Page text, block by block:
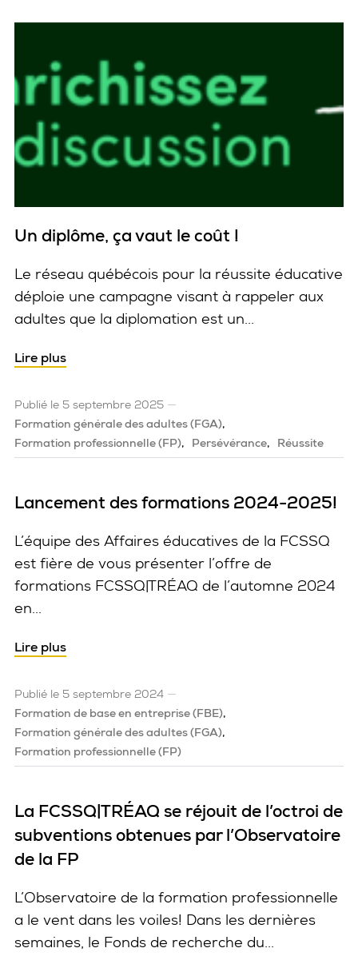
Un diplôme, ça vaut le coût !
Le réseau québécois pour la réussite éducative
déploie une campagne visant à rappeler aux
adultes que la diplomation est un...
Lire plus
Publié le 5 septembre 2025
Formation générale des adultes (FGA)
Formation professionnelle (FP)
Persévérance Réussite
Lancement des formations 2024-2025!
L’équipe des Affaires éducatives de la FCSSQ
est fière de vous présenter l’offre de
formations FCSSQ|TRÉAQ de l’automne 2024
en...
Lire plus
Publié le 5 septembre 2024
Formation de base en entreprise (FBE)
Formation générale des adultes (FGA)
Formation professionnelle (FP)
La FCSSQ|TRÉAQ se réjouit de l’octroi de
subventions obtenues par l’Observatoire
de la FP
L’Observatoire de la formation professionnelle
a le vent dans les voiles! Dans les dernières
semaines, le Fonds de recherche du...